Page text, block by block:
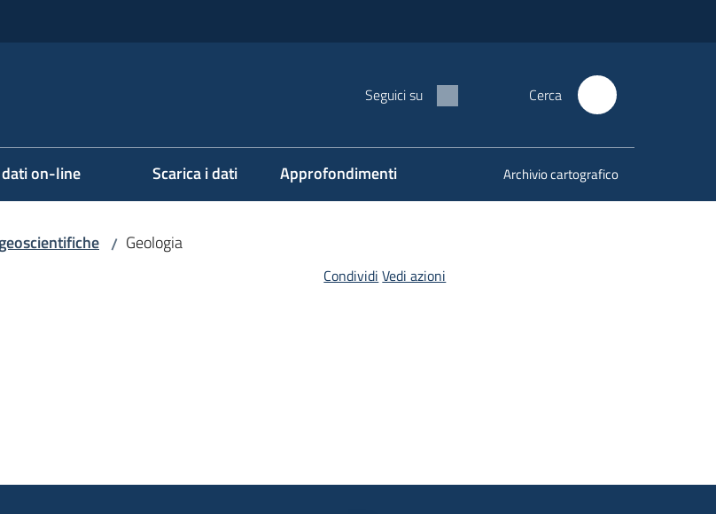
Seguici su Cerca
on-line Scarica i dati Approfondimenti Archivio cartografico
/ Geologia
Condividi Vedi azioni